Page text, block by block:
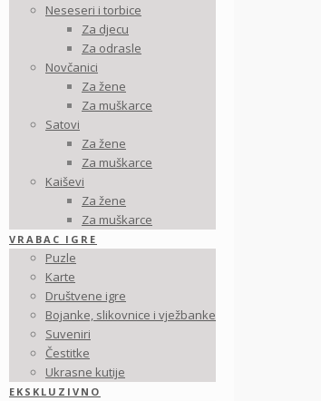
Neseseri i torbice
Za djecu
Za odrasle
Novčanici
Za žene
Za muškarce
Satovi
Za žene
Za muškarce
Kaiševi
Za žene
Za muškarce
VRABAC IGRE
Puzle
Karte
Društvene igre
Bojanke, slikovnice i vježbanke
Suveniri
Čestitke
Ukrasne kutije
EKSKLUZIVNO